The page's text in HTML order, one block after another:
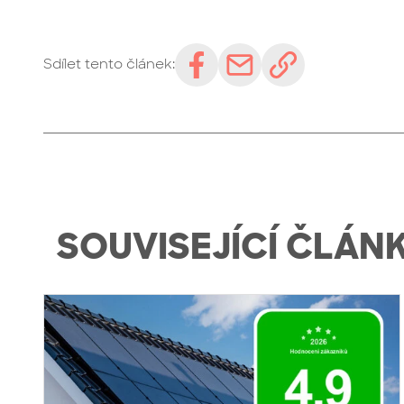
Sdílet tento článek:
SOUVISEJÍCÍ